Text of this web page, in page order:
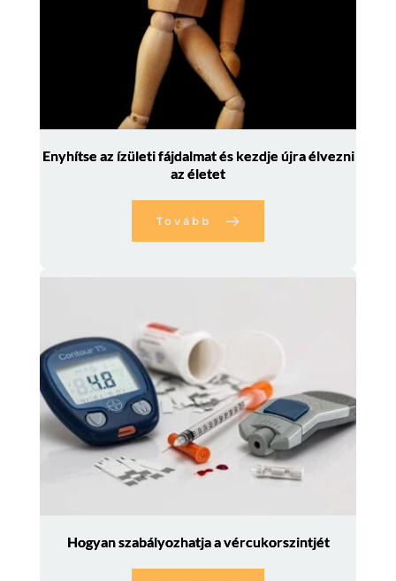
Enyhítse az ízületi fájdalmat és kezdje újra élvezni
az életet
Tovább
Hogyan szabályozhatja a vércukorszintjét